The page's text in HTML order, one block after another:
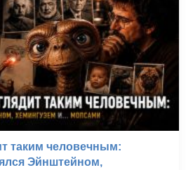
таким человечным:
Эйнштейном,